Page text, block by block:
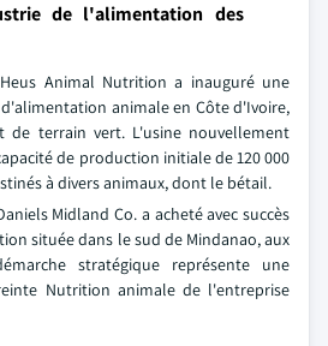
de l'alimentation des
Animal Nutrition a inauguré une
animale en Côte d'Ivoire,
de terrain vert. L'usine nouvellement
de production initiale de 120 000
à divers animaux, dont le bétail.
Midland Co. a acheté avec succès
située dans le sud de Mindanao, aux
stratégique représente une
Nutrition animale de l'entreprise